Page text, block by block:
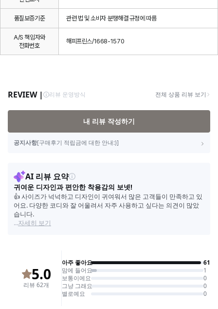
품질보증기준 관련 법 및 소비자 분쟁해결 규정에 따름
A/S 책임자와
전화번호
해피프린스/1668-1570